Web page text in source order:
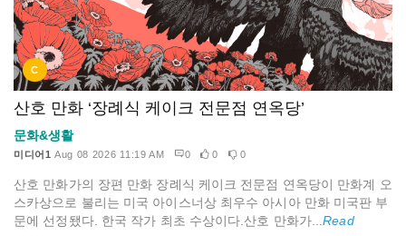
C
산호 만화 ‘장례식 케이크 전문점 연옥당’
문화&생활
미디어1 Aug 08 2026 11:19 AM 0 0 0
산호 만화가의 장편 만화 장례식 케이크 전문점 연옥당이 만화계 오
스카상으로 불리는 미국 아이스너상 최우수 아시아 만화 미국판 부
문에 선정됐다. 한국 작가 최초 수상이다.산호 만화가...Read